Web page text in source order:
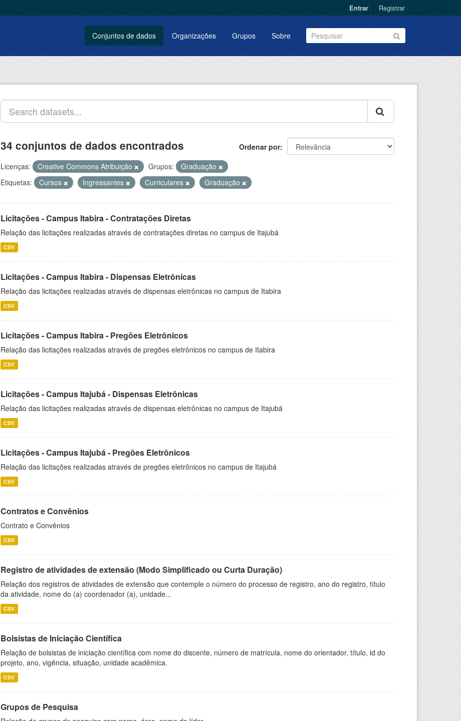
Entrar Registrar
Conjuntos de dados Organizações Grupos Sobre
Ordenar por
34 conjuntos de dados encontrados
Licenças: Creative Commons Atribuição Grupos:
Graduação
Etiquetas:
Cursos Ingressantes Curriculares Graduação
Licitações - Campus Itabira - Contratações Diretas
Relação das licitações realizadas através de contratações diretas no campus de Itajubá
CSV
Licitações - Campus Itabira - Dispensas Eletrônicas
Relação das licitações realizadas através de dispensas eletrônicas no campus de Itabira
CSV
Licitações - Campus Itabira - Pregões Eletrônicos
Relação das licitações realizadas através de pregões eletrônicos no campus de Itabira
CSV
Licitações - Campus Itajubá - Dispensas Eletrônicas
Relação das licitações realizadas através de dispensas eletrônicas no campus de Itajubá
CSV
Licitações - Campus Itajubá - Pregões Eletrônicos
Relação das licitações realizadas através de pregões eletrônicos no campus de Itajubá
CSV
Contratos e Convênios
Contrato e Convênios
CSV
Registro de atividades de extensão (Modo Simplificado ou Curta Duração)
Relação dos registros de atividades de extensão que contemple o número do processo de registro, ano do registro, título
da atividade, nome do (a) coordenador (a), unidade...
CSV
Bolsistas de Iniciação Científica
Relação de bolsistas de iniciação científica com nome do discente, número de matrícula, nome do orientador, título, id do
projeto, ano, vigência, situação, unidade acadêmica.
CSV
Grupos de Pesquisa